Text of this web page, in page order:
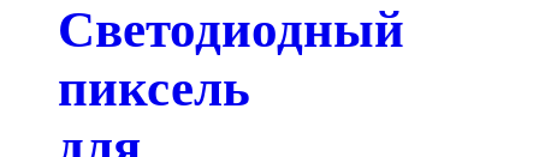
Светодиодный
пиксель